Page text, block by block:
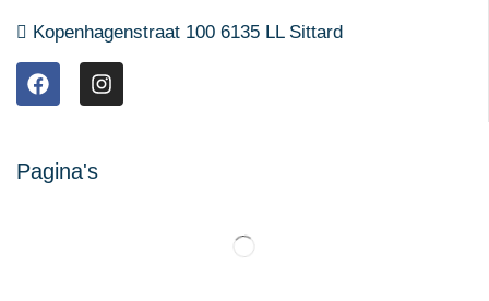
Kopenhagenstraat 100 6135 LL Sittard
Pagina's